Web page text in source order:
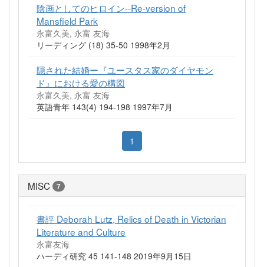
陰画としてのヒロイン--Re-version of
Mansfield Park
永富久美, 永富 友海
リーディング (18) 35-50 1998年2月
隠された結婚ー『ユースタス家のダイヤモン
ド』における愛の構図
永富久美, 永富 友海
英語青年 143(4) 194-198 1997年7月
1
MISC 7
書評 Deborah Lutz, Relics of Death in Victorian
Literature and Culture
永富友海
ハーディ研究 45 141-148 2019年9月15日